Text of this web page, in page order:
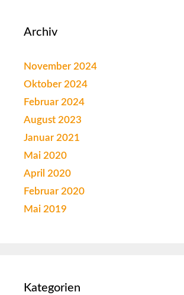
Archiv
November 2024
Oktober 2024
Februar 2024
August 2023
Januar 2021
Mai 2020
April 2020
Februar 2020
Mai 2019
Kategorien